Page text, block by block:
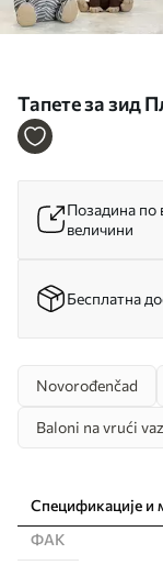
Тапете за зид
вруће ваздуха,
Позадина по
величини
Бесплатна
Novorođenčad
Baloni na vrući
Спецификације и
ФАК